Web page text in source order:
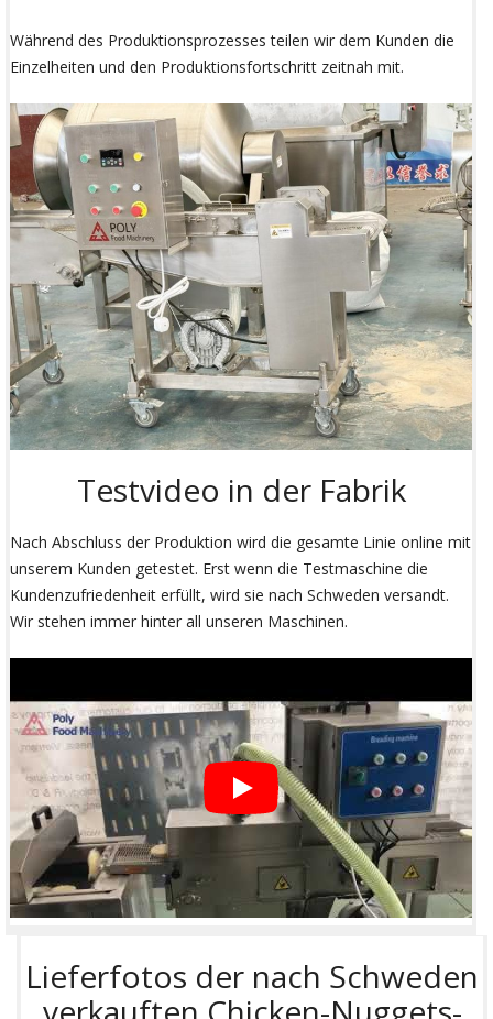
Während des Produktionsprozesses teilen wir dem Kunden die
Einzelheiten und den Produktionsfortschritt zeitnah mit.
Testvideo in der Fabrik
Nach Abschluss der Produktion wird die gesamte Linie online mit
unserem Kunden getestet. Erst wenn die Testmaschine die
Kundenzufriedenheit erfüllt, wird sie nach Schweden versandt.
Wir stehen immer hinter all unseren Maschinen.
Lieferfotos der nach Schweden